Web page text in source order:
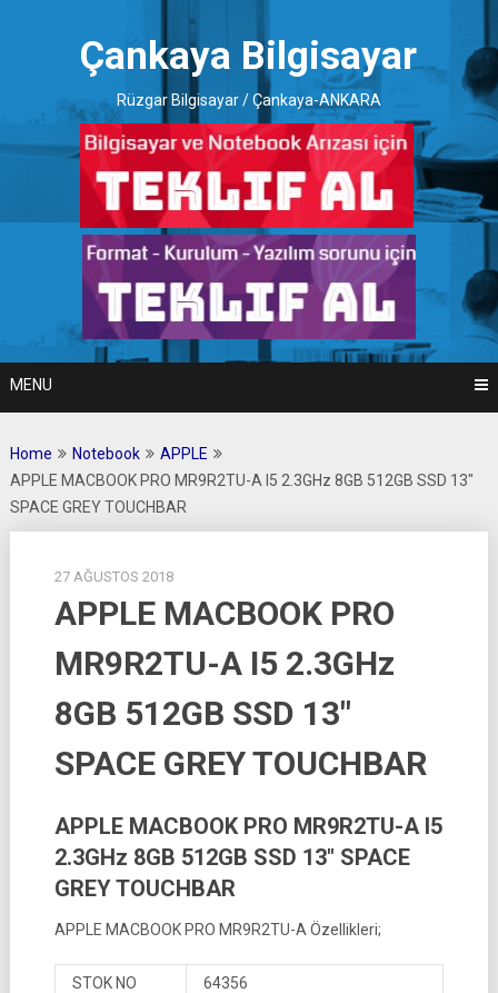
Çankaya Bilgisayar
Rüzgar Bilgisayar / Çankaya-ANKARA
MENU
Home Notebook
APPLE
APPLE MACBOOK PRO MR9R2TU-A I5 2.3GHz 8GB 512GB SSD 13″
SPACE GREY TOUCHBAR
27 AĞUSTOS 2018
APPLE MACBOOK PRO
MR9R2TU-A I5 2.3GHz
8GB 512GB SSD 13″
SPACE GREY TOUCHBAR
APPLE MACBOOK PRO MR9R2TU-A I5
2.3GHz 8GB 512GB SSD 13″ SPACE
GREY TOUCHBAR
APPLE MACBOOK PRO MR9R2TU-A Özellikleri;
STOK NO 64356